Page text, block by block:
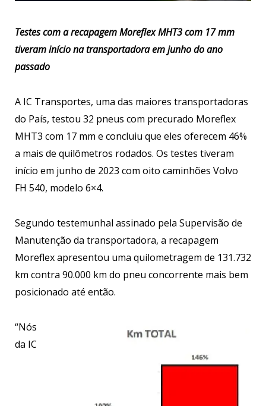
Testes com a recapagem Moreflex MHT3 com 17 mm
tiveram início na transportadora em junho do ano
passado
A IC Transportes, uma das maiores transportadoras
do País, testou 32 pneus com precurado Moreflex
MHT3 com 17 mm e concluiu que eles oferecem 46%
a mais de quilômetros rodados. Os testes tiveram
início em junho de 2023 com oito caminhões Volvo
FH 540, modelo 6×4.
Segundo testemunhal assinado pela Supervisão de
Manutenção da transportadora, a recapagem
Moreflex apresentou uma quilometragem de 131.732
km contra 90.000 km do pneu concorrente mais bem
posicionado até então.
“Nós
da IC